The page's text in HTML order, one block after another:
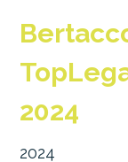
2024
2024